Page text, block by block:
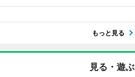
もっと見る
見る・遊ぶ